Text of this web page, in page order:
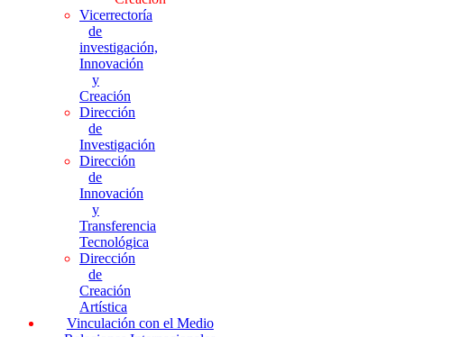
Vicerrectoría
de
investigación,
Innovación
y
Creación
Dirección
de
Investigación
Dirección
de
Innovación
y
Transferencia
Tecnológica
Dirección
de
Creación
Artística
Vinculación con el Medio